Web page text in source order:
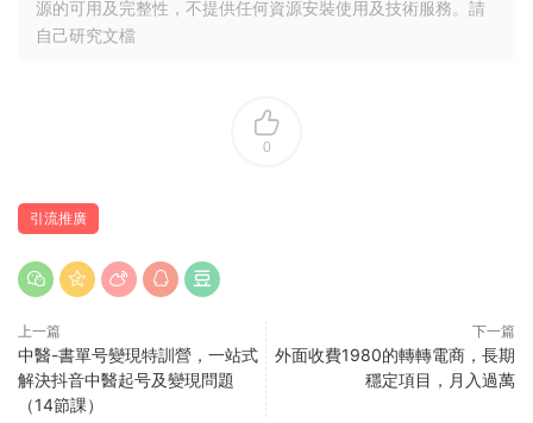
源的可用及完整性，不提供任何資源安裝使用及技術服務。請
自己研究文檔
0
引流推廣
上一篇
中醫-書單号變現特訓營，一站式
解決抖音中醫起号及變現問題
（14節課）
下一篇
外面收費1980的轉轉電商，長期
穩定項目，月入過萬